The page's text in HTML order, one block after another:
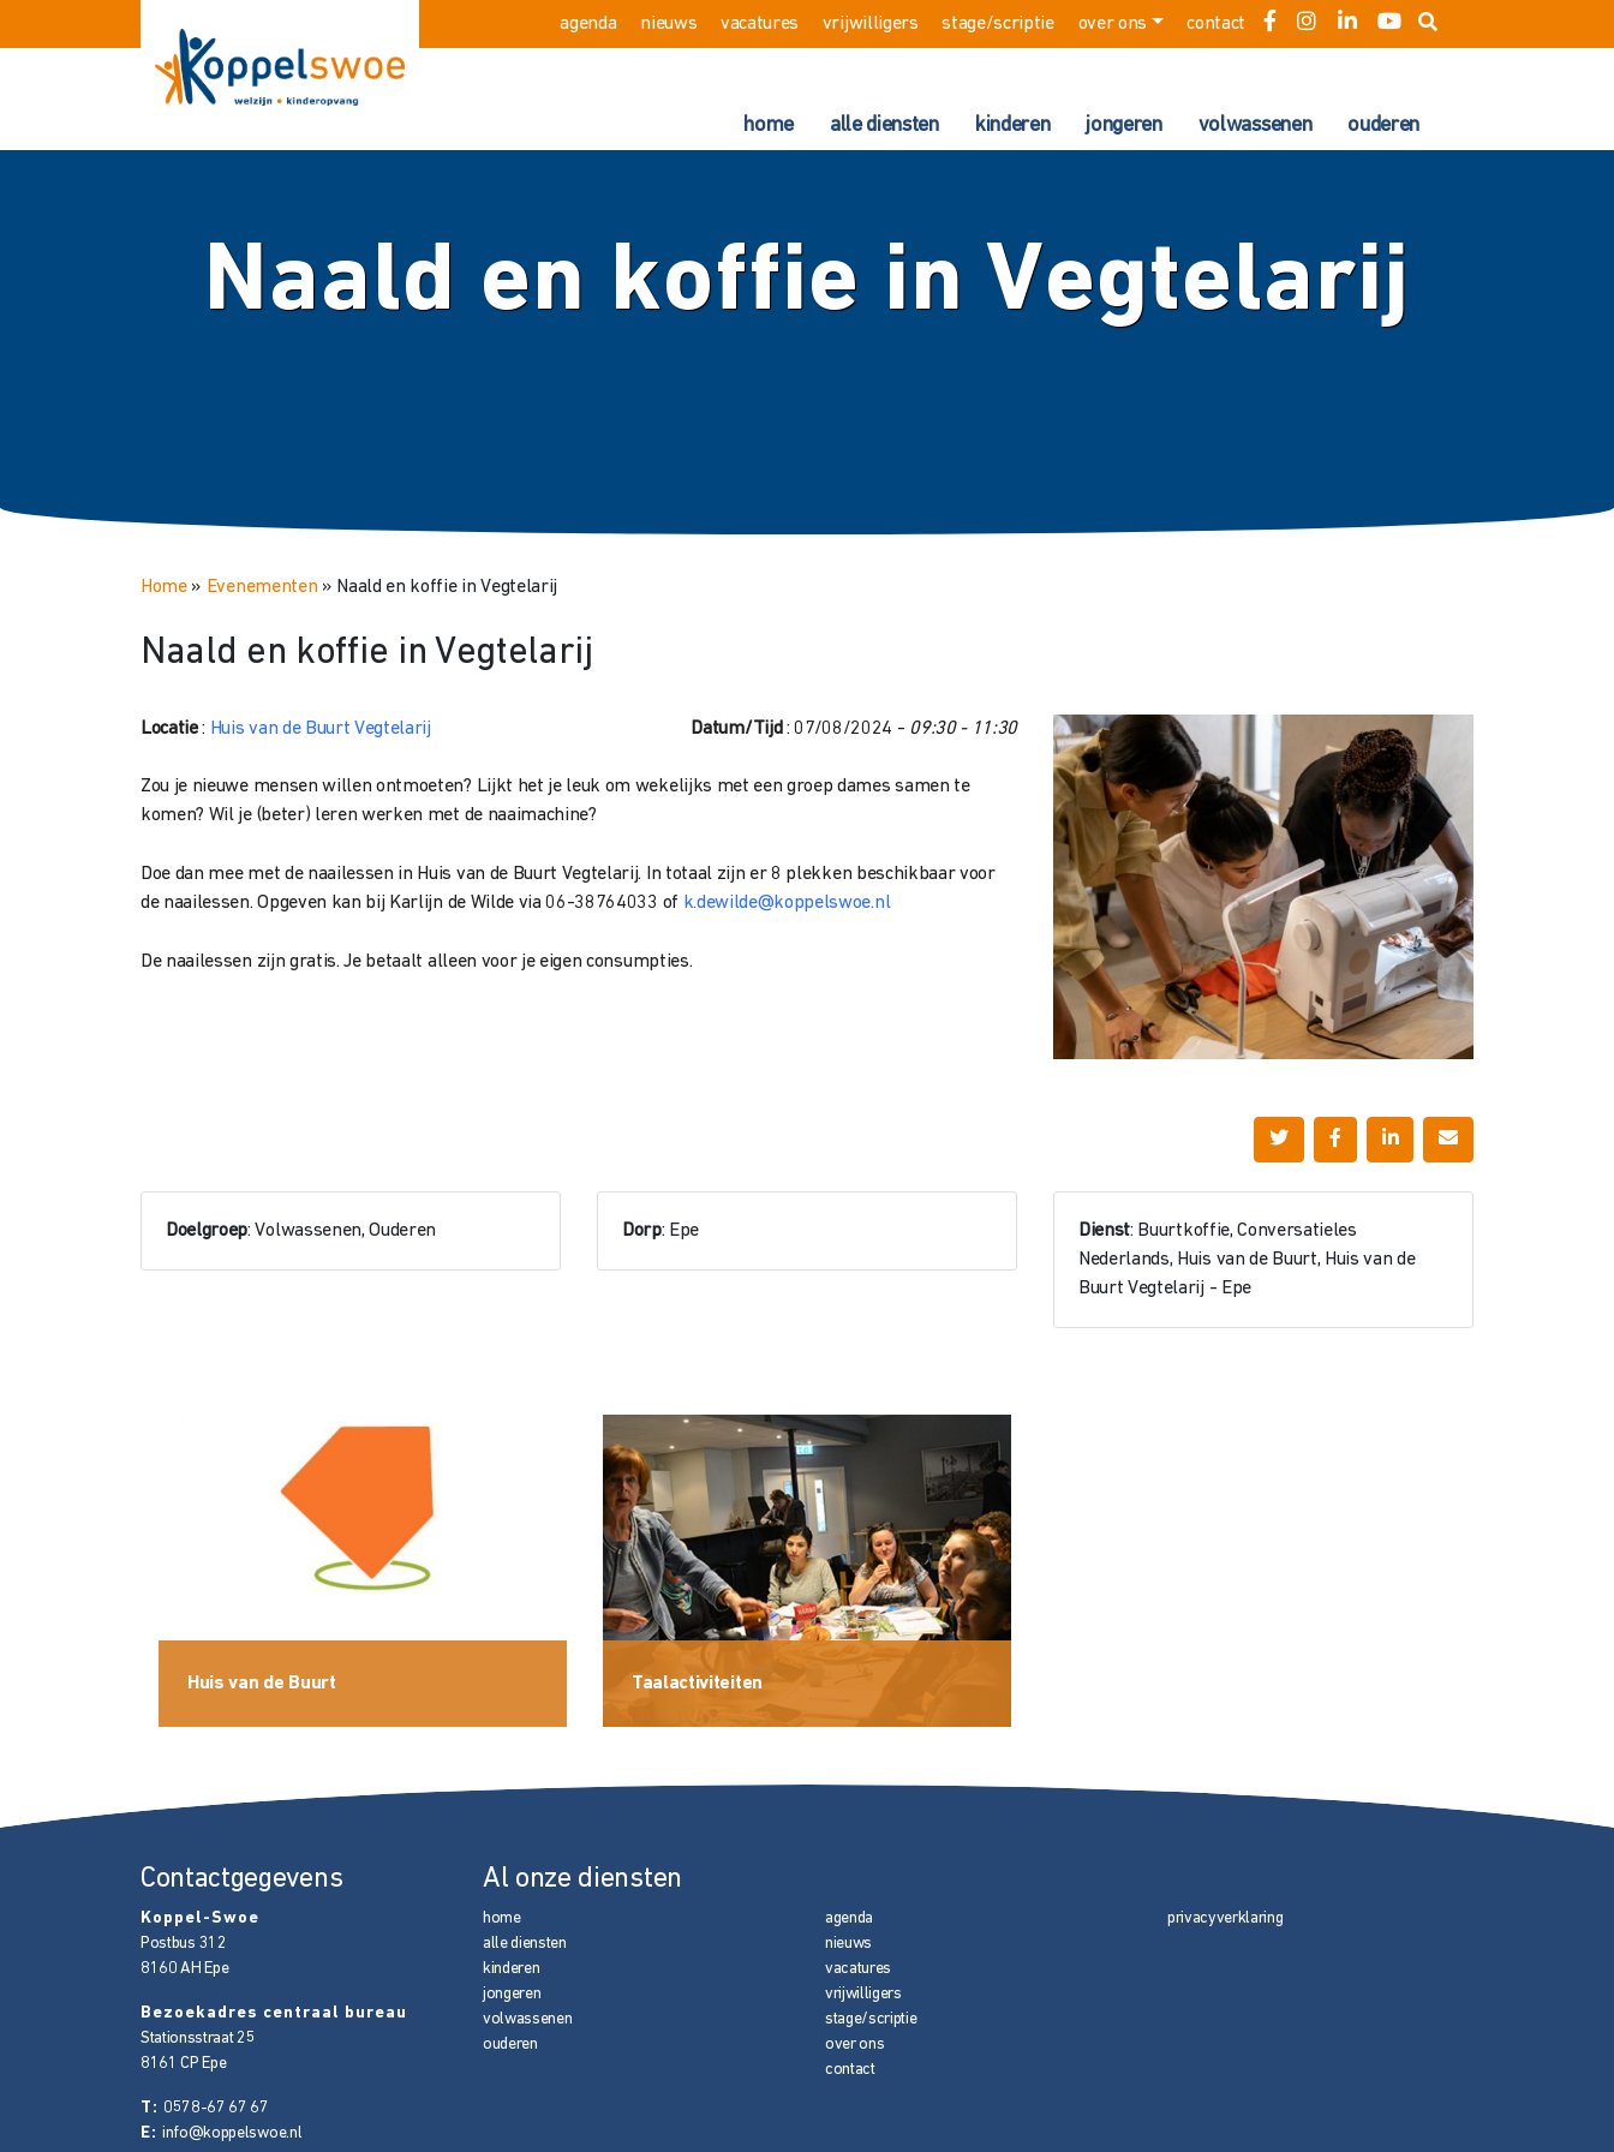
agenda nieuws vacatures vrijwilligers stage/scriptie over ons contact
home alle diensten kinderen jongeren volwassenen ouderen
Naald en koffie in Vegtelarij
Home» Evenementen» Naald en koffie in Vegtelarij
Naald en koffie in Vegtelarij
Locatie: Huis van de Buurt Vegtelarij Datum/Tijd : 07/08/2024 - 09:30 - 11:30
Zou je nieuwe mensen willen ontmoeten? Lijkt het je leuk om wekelijks met een groep dames samen te
komen? Wil je (beter) leren werken met de naaimachine?
Doe dan mee met de naailessen in Huis van de Buurt Vegtelarij. In totaal zijn er 8 plekken beschikbaar voor
de naailessen. Opgeven kan bij Karlijn de Wilde via 06-38764033 of k.dewilde@koppelswoe.nl
De naailessen zijn gratis. Je betaalt alleen voor je eigen consumpties.
Doelgroep: Volwassenen, Ouderen Dorp: Epe Dienst: Buurtkoffie, Conversatieles
Nederlands, Huis van de Buurt, Huis van de
Buurt Vegtelarij - Epe
Huis van de Buurt Taalactiviteiten
Contactgegevens
Koppel-Swoe
Postbus 312
8160 AH Epe
Bezoekadres centraal bureau
Stationsstraat 25
8161 CP Epe
T: 0578-67 67 67
E: info@koppelswoe.nl
Al onze diensten
home
alle diensten
kinderen
jongeren
volwassenen
ouderen
agenda
nieuws
vacatures
vrijwilligers
stage/scriptie
over ons
contact
privacyverklaring